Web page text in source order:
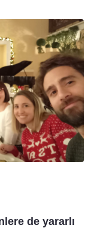
de yararlı